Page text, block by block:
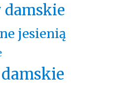
jesienią